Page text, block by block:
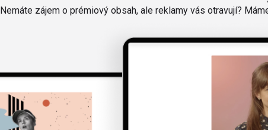
Nemáte zájem o prémiový obsah, ale reklamy vás otravují?